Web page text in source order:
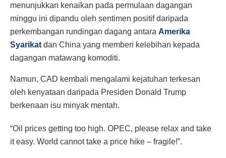
menunjukkan kenaikan pada permulaan dagangan
minggu ini dipandu oleh sentimen positif daripada
perkembangan rundingan dagang antara Amerika
Syarikat dan China yang memberi kelebihan kepada
dagangan matawang komoditi.
Namun, CAD kembali mengalami kejatuhan terkesan
oleh kenyataan daripada Presiden Donald Trump
berkenaan isu minyak mentah.
“Oil prices getting too high. OPEC, please relax and take
it easy. World cannot take a price hike – fragile!”.